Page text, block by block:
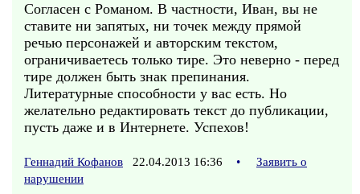
Согласен с Романом. В частности, Иван, вы не
ставите ни запятых, ни точек между прямой
речью персонажей и авторским текстом,
ограничиваетесь только тире. Это неверно - перед
тире должен быть знак препинания.
Литературные способности у вас есть. Но
желательно редактировать текст до публикации,
пусть даже и в Интернете. Успехов!
Геннадий Кофанов 22.04.2013 16:36 •
Заявить о
нарушении